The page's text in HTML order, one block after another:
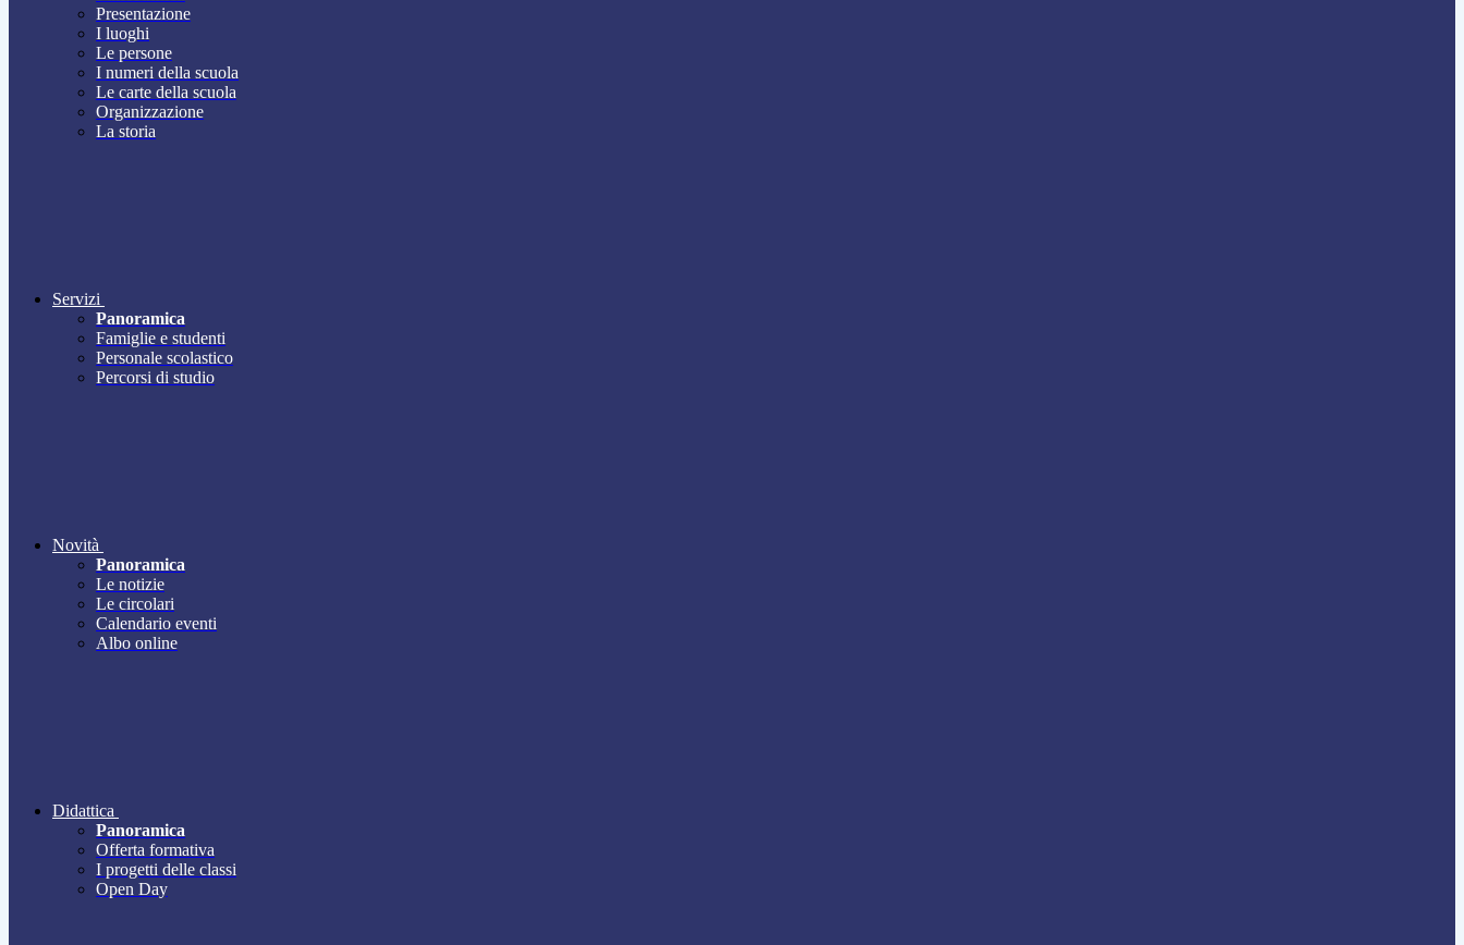
Presentazione
I luoghi
Le persone
I numeri della scuola
Le carte della scuola
Organizzazione
La storia
Servizi
Panoramica
Famiglie e studenti
Personale scolastico
Percorsi di studio
Novità
Panoramica
Le notizie
Le circolari
Calendario eventi
Albo online
Didattica
Panoramica
Offerta formativa
I progetti delle classi
Open Day